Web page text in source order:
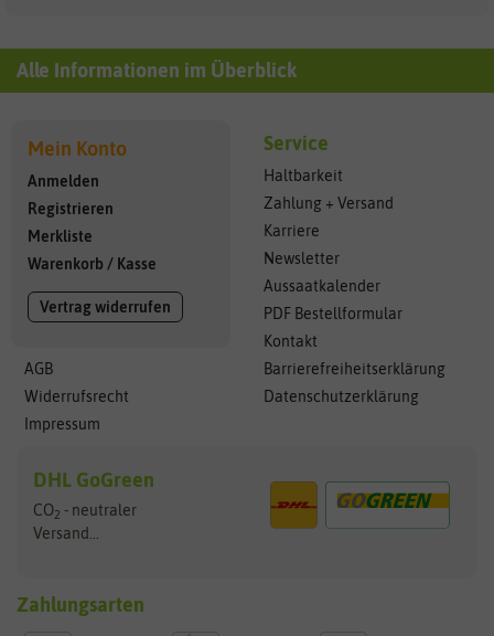
Alle Informationen im Überblick
Mein Konto
Anmelden
Registrieren
Merkliste
Warenkorb / Kasse
Vertrag widerrufen
AGB
Widerrufsrecht
Impressum
Service
Haltbarkeit
Zahlung + Versand
Karriere
Newsletter
Aussaatkalender
PDF Bestellformular
Kontakt
Barrierefreiheitserklärung
Datenschutzerklärung
DHL GoGreen
CO2 - neutraler
Versand...
Zahlungsarten